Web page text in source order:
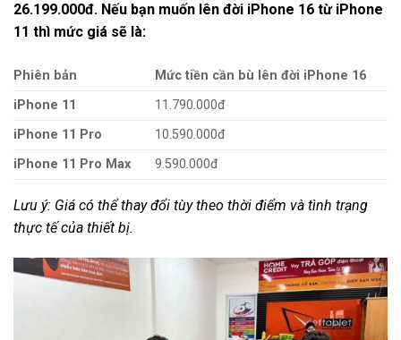
26.199.000đ. Nếu bạn muốn lên đời iPhone 16 từ iPhone
11 thì mức giá sẽ là:
Phiên bản
Mức tiền cần bù lên đời iPhone 16
iPhone 11
11.790.000đ
iPhone 11 Pro
10.590.000đ
iPhone 11 Pro Max
9.590.000đ
Lưu ý: Giá có thể thay đổi tùy theo thời điểm và tình trạng
thực tế của thiết bị.